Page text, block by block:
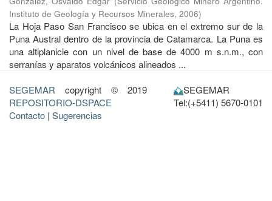
Instituto de Geología y Recursos Minerales, 2006)
La Hoja Paso San Francisco se ubica en el extremo sur de la
Puna Austral dentro de la provincia de Catamarca. La Puna es
una altiplanicie con un nivel de base de 4000 m s.n.m., con
serranías y aparatos volcánicos alineados ...
SEGEMAR copyright © 2019
REPOSITORIO-DSPACE
Contacto | Sugerencias
SEGEMAR
Tel:(+5411) 5670-0101